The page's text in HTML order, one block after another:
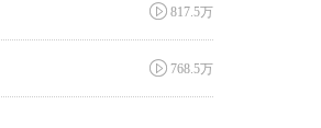
 817.5万
 768.5万